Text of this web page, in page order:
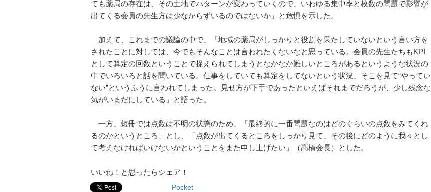
ても薬局の存在は、その土地でパターンが変わっていくので、いわゆる集中率と枚数の問題で影響が
出てくる会員の先生方は少なからずいるのではないか」と危惧を示した。
加えて、これまでの議論の中で、「地域の薬局がしっかりと役割を果たしていないという言い方を
されたことに対しては、今でもそんなことは言われたくないなと思っている。会員の先生たちもKPI
として算定の回数ということで捉えられてしまうとなかなか難しいところがあるというような状況の
中でいろいろと話を聞いている。仕事をしていても算定をしてないという状況、そこを見て“やってい
ない”というふうに言われてしまった。見せ方が下手であったといえばそれまでだろうが、少し残念な
気がいまだにしている」と語った。
一方、短冊では点数は不明の状態のため、「最終的に一番問題なのはどのぐらいの点数をみてくれ
るのかというところ」とし、「点数が出てくるところをしっかり見て、その後にどのように我々とし
て考えなければいけないかということをまた申し上げたい」（髙橋会長）とした。
いいね！と思ったらシェア！
Pocket